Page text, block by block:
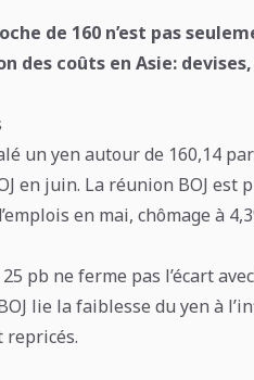
de 160 n’est pas
des coûts en Asie:
un yen autour de 160,14
en juin. La réunion BOJ est
en mai, chômage à
pb ne ferme pas l’écart
lie la faiblesse du yen à
repricés.